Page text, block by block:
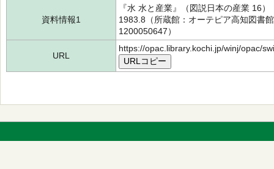
資料情報1
『水 水と産業』（図説日本の産業
1983.8（所蔵館：オーテピア高知図
1200050647）
URL
https://opac.library.kochi.jp/winj/opac/
URLコピー